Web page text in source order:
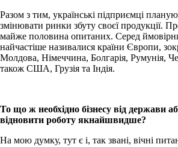
Разом з тим, українські підприємці
змінювати ринки збуту своєї продукції.
майже половина опитаних. Серед
найчастіше називалися країни Європи,
Молдова, Німеччина, Болгарія, Румунія,
також США, Грузія та Індія.
То що ж необхідно бізнесу від держави
відновити роботу якнайшвидше?
На мою думку, тут є і, так звані, вічні